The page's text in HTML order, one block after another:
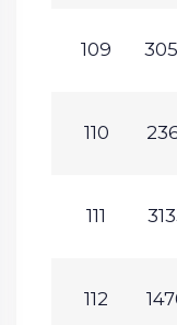
109
110
111
112